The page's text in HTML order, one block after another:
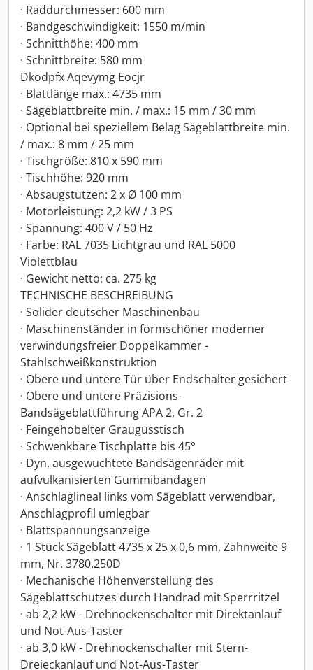
· Raddurchmesser: 600 mm
· Bandgeschwindigkeit: 1550 m/min
· Schnitthöhe: 400 mm
· Schnittbreite: 580 mm
Dkodpfx Aqevymg Eocjr
· Blattlänge max.: 4735 mm
· Sägeblattbreite min. / max.: 15 mm / 30 mm
· Optional bei speziellem Belag Sägeblattbreite min.
/ max.: 8 mm / 25 mm
· Tischgröße: 810 x 590 mm
· Tischhöhe: 920 mm
· Absaugstutzen: 2 x Ø 100 mm
· Motorleistung: 2,2 kW / 3 PS
· Spannung: 400 V / 50 Hz
· Farbe: RAL 7035 Lichtgrau und RAL 5000
Violettblau
· Gewicht netto: ca. 275 kg
TECHNISCHE BESCHREIBUNG
· Solider deutscher Maschinenbau
· Maschinenständer in formschöner moderner
verwindungsfreier Doppelkammer -
Stahlschweißkonstruktion
· Obere und untere Tür über Endschalter gesichert
· Obere und untere Präzisions-
Bandsägeblattführung APA 2, Gr. 2
· Feingehobelter Graugusstisch
· Schwenkbare Tischplatte bis 45°
· Dyn. ausgewuchtete Bandsägenräder mit
aufvulkanisierten Gummibandagen
· Anschlaglineal links vom Sägeblatt verwendbar,
Anschlagprofil umlegbar
· Blattspannungsanzeige
· 1 Stück Sägeblatt 4735 x 25 x 0,6 mm, Zahnweite 9
mm, Nr. 3780.250D
· Mechanische Höhenverstellung des
Sägeblattschutzes durch Handrad mit Sperrritzel
· ab 2,2 kW - Drehnockenschalter mit Direktanlauf
und Not-Aus-Taster
· ab 3,0 kW - Drehnockenschalter mit Stern-
Dreieckanlauf und Not-Aus-Taster